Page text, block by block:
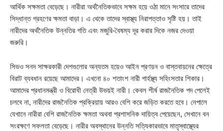
আর্থিক সক্ষমতা বেড়েছে। নারীরা অর্থনৈতিকভাবে সক্ষম হয়ে ওঠা মানে সংসারে তাদের
সিদ্ধান্ত গ্রহণের ক্ষমতা বাড়া। এ থেকে তাদের স্বাস্থ্য নিরাপত্তাও সৃষ্টি হয়। তাই
নারীদের অর্থনৈতিক উন্নতির গতি এবং মজুরি-বৈষম্য দূর করার দিকে নজর দেওয়া
জরুরি।
সিডও সনদ সাক্ষরকারী দেশগুলোর অন্যতম হয়েও আইন প্রণয়ন ও বাস্তবায়নের ক্ষেত্রে
বিরাট ব্যবধান রয়েছে আমাদের। এখনো ৪০ শতাংশ নারী গার্হস্থ্য সহিংসতার শিকার।
আমাদের প্রধানমন্ত্রী ও বিরোধী নেত্রী উভয়ই নারী। কেবল শীর্ষ রাজনৈতিক পদ পেলেই
চলবে না, নারীদের রাজনৈতিক প্রক্রিয়ায় আরও বেশি করে জড়িত করতে হবে। নেপালে
যেখানে নারীরা বেশি রাজনৈতিক ক্ষমতা অথবা প্রশাসনিক দায়িত্ব পেয়েছেন, সেখানে বন
সংরক্ষণে সফলতা বেড়েছে। নারীর অবস্থানের উন্নতি সত্যিকারভাবে মাতৃস্বাস্থ্যের